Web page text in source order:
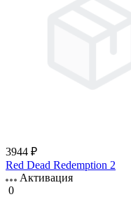
3944 ₽
Red Dead Redemption 2
Активация
0